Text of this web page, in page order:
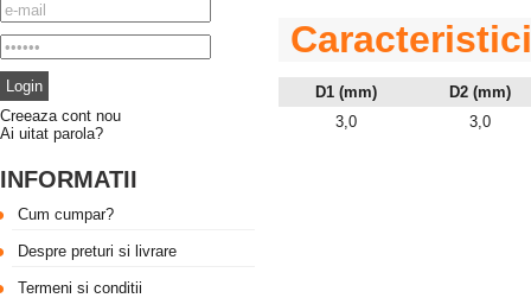
Creeaza cont nou
Ai uitat parola?
INFORMATII
Cum cumpar?
Despre preturi si livrare
Termeni si conditii
D1 (mm)
D2 (mm)
3,0
3,0